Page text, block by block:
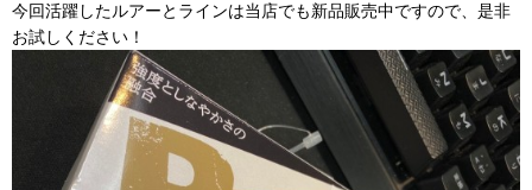
今回活躍したルアーとラインは当店でも新品販売中ですので、是非
お試しください！